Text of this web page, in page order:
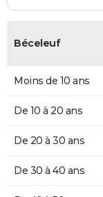
Béceleuf
Moins de 10 ans
De 10 à 20 ans
De 20 à 30 ans
De 30 à 40 ans